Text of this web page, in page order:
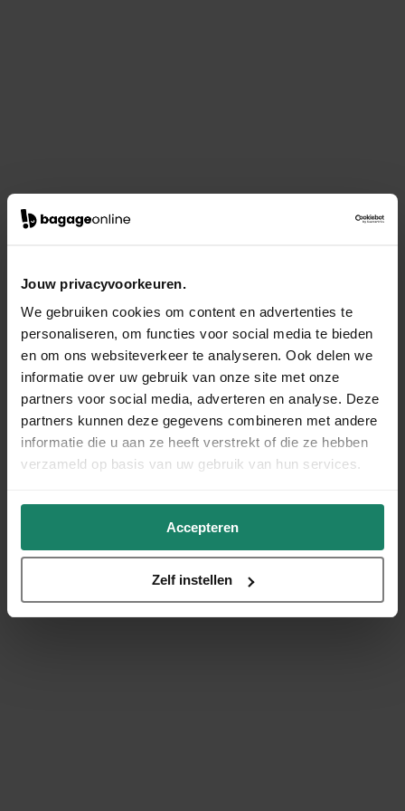
Jouw privacyvoorkeuren.
We gebruiken cookies om content en advertenties te
personaliseren, om functies voor social media te bieden
en om ons websiteverkeer te analyseren. Ook delen we
informatie over uw gebruik van onze site met onze
partners voor social media, adverteren en analyse. Deze
partners kunnen deze gegevens combineren met andere
informatie die u aan ze heeft verstrekt of die ze hebben
verzameld op basis van uw gebruik van hun services.
Accepteren
Zelf instellen